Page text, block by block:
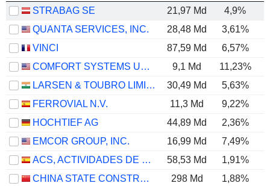
STRABAG SE 21,97 Md 4,9%
QUANTA SERVICES, INC.
28,48 Md 3,61%
VINCI
87,59 Md 6,57%
COMFORT SYSTEMS USA, INC.
9,1 Md 11,23%
LARSEN & TOUBRO LIMITED
30,49 Md 5,63%
FERROVIAL N.V.
11,3 Md 9,22%
HOCHTIEF AG
44,89 Md 2,36%
EMCOR GROUP, INC.
16,99 Md 7,49%
ACS, ACTIVIDADES DE CONSTRUCCIÓN Y SERVICIOS, S.A.
58,53 Md 1,91%
CHINA STATE CONSTRUCTION ENGINEERING CORPORATION LIMITED
298 Md 1,88%